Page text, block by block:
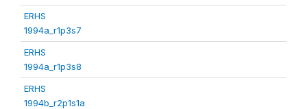
ERHS
1994a_r1p3s7
ERHS
1994a_r1p3s8
ERHS
1994b_r2p1s1a